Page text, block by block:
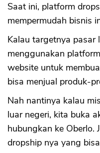
Saat ini, platform
mempermudah bisnis
Kalau targetnya pasar
menggunakan
website untuk
bisa menjual produk-
Nah nantinya kalau
luar negeri, kita buka
hubungkan ke Oberlo.
dropship nya yang